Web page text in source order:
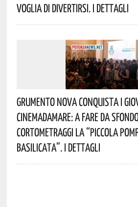
Voglia Di Divertirsi. I Dettagli
Grumento Nova Conquista I
Cinemadamare: A Fare Da
Cortometraggi La “Piccola
Basilicata”. I Dettagli